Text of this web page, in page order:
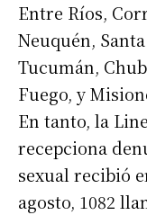
Entre Ríos,
Neuquén,
Tucumán,
Fuego, y
En tanto, la
recepciona
sexual recibió
agosto, 1082